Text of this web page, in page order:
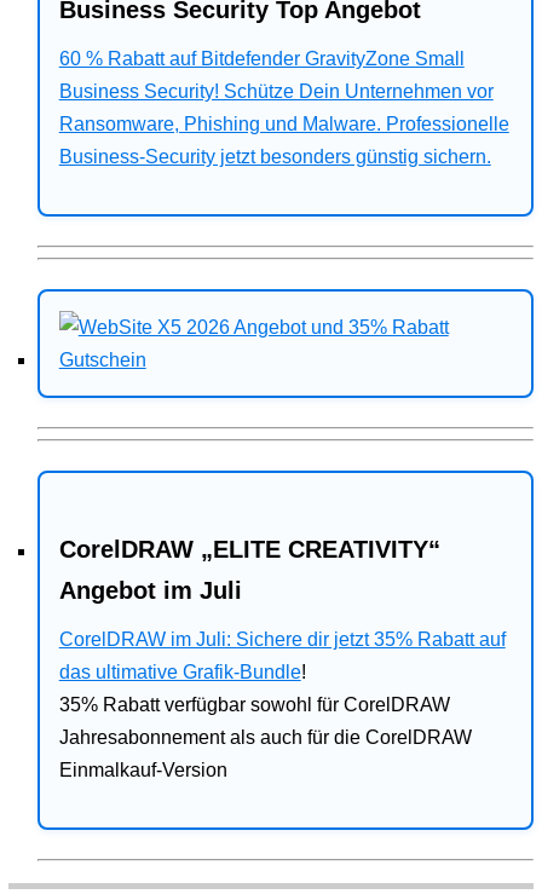
Business Security Top Angebot
60 % Rabatt auf Bitdefender GravityZone Small
Business Security! Schütze Dein Unternehmen vor
Ransomware, Phishing und Malware. Professionelle
Business-Security jetzt besonders günstig sichern.
CorelDRAW „ELITE CREATIVITY“
Angebot im Juli
CorelDRAW im Juli: Sichere dir jetzt 35% Rabatt auf
das ultimative Grafik-Bundle!
35% Rabatt verfügbar sowohl für CorelDRAW
Jahresabonnement als auch für die CorelDRAW
Einmalkauf-Version